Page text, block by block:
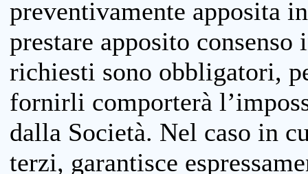
preventivamente apposita
prestare apposito
richiesti sono obbligatori,
fornirli comporterà
dalla Società. Nel caso in
terzi, garantisce